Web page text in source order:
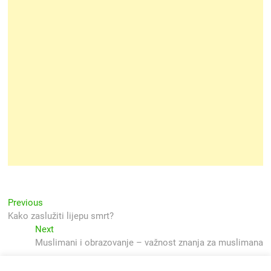
Navigacija
objava
Previous
post:
Kako zaslužiti lijepu smrt?
NextNext
post:
Muslimani i obrazovanje – važnost znanja za muslimana